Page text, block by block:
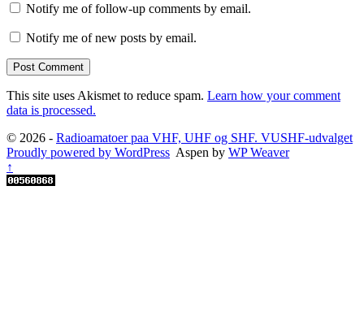
Notify me of follow-up comments by email.
Notify me of new posts by email.
This site uses Akismet to reduce spam. Learn how your comment
data is processed.
© 2026 - Radioamatoer paa VHF, UHF og SHF. VUSHF-udvalget
Proudly powered by WordPress Aspen by WP Weaver
↑